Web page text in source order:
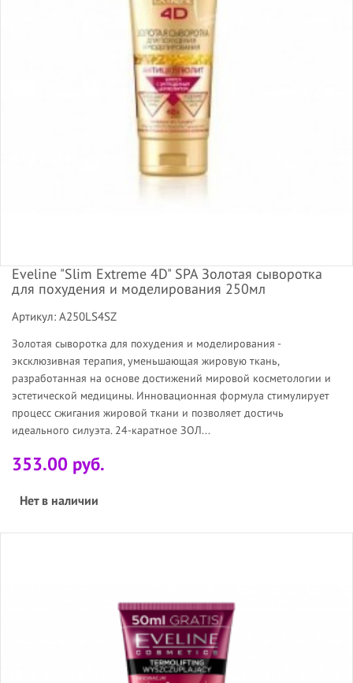
Eveline "Slim Extreme 4D" SPA Золотая сыворотка
для похудения и моделирования 250мл
Артикул: A250LS4SZ
Золотая сыворотка для похудения и моделирования -
эксклюзивная терапия, уменьшающая жировую ткань,
разработанная на основе достижений мировой косметологии и
эстетической медицины. Инновационная формула стимулирует
процесс сжигания жировой ткани и позволяет достичь
идеального силуэта. 24-каратное ЗОЛ...
353.00 руб.
Нет в наличии